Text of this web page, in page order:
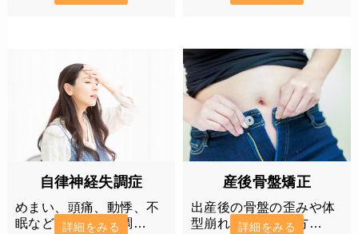
自律神経失調症
めまい、頭痛、動悸、不
眠など自律神経失調…
詳細をみる
産後骨盤矯正
出産後の骨盤の歪みや体
型崩れにお悩みの方…
詳細をみる